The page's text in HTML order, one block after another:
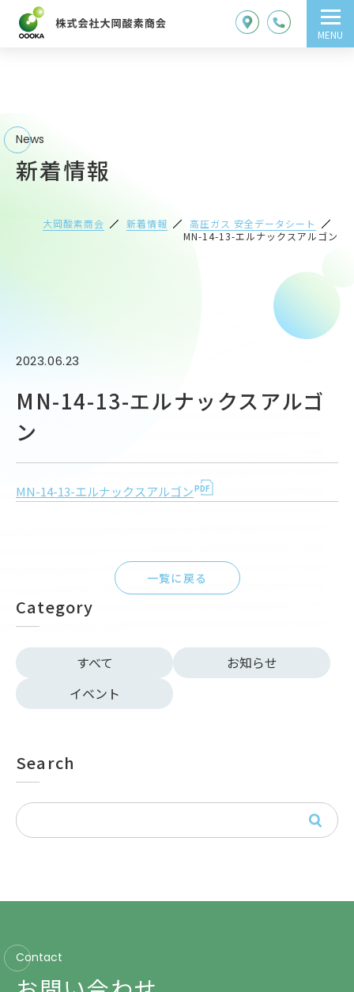
MENU
News
新着情報
大岡酸素商会 新着情報
高圧ガス 安全データシート
MN-14-13-エルナックスアルゴン
Category
すべて
お知らせ
イベント
Search
2023.06.23
MN-14-13-エルナックスアルゴ
ン
MN-14-13-エルナックスアルゴン
一覧に戻る
Contact